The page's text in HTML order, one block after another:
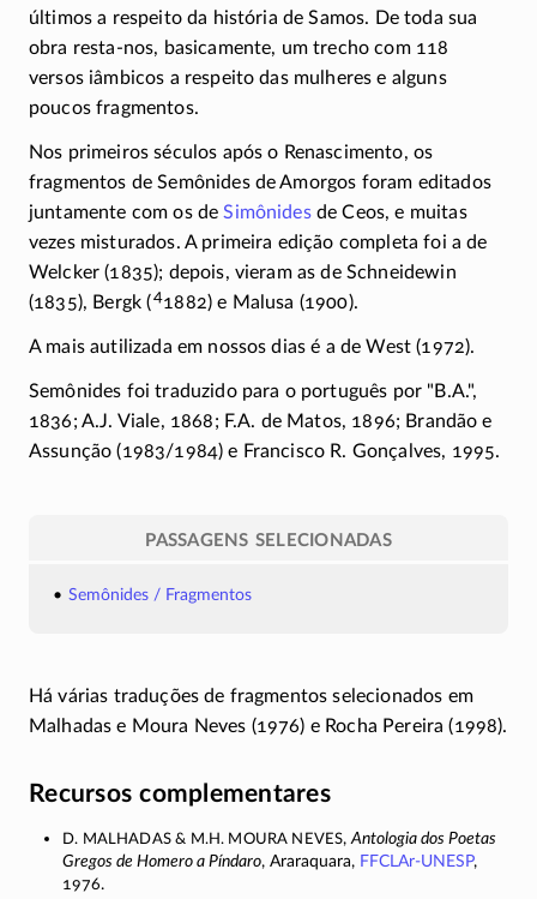
últimos a respeito da história de Samos. De toda sua
obra resta-nos, basicamente, um trecho com 118
versos iâmbicos a respeito das mulheres e alguns
poucos fragmentos.
Nos primeiros séculos após o Renascimento, os
fragmentos de Semônides de Amorgos foram editados
juntamente com os deSimônidesde Ceos, e muitas
vezes misturados. A primeira edição completa foi a de
Welcker (1835); depois, vieram as de Schneidewin
(1835), Bergk (41882) e Malusa (1900).
A mais autilizada em nossos dias é a de West (1972).
Semônides foi traduzido para o português por B.A. ,
1836; A.J. Viale, 1868; F.A. de Matos, 1896; Brandão e
Assunção(1983/1984) e Francisco R. Gonçalves, 1995.
PASSAGENS SELECIONADAS
Semônides / Fragmentos
Há várias traduções de fragmentos selecionados em
Malhadas e Moura Neves (1976) e Rocha Pereira (1998).
Recursos complementares
D. Malhadas & M.H. Moura Neves,Antologia dos Poetas
Gregos de Homero a Píndaro, Araraquara, FFCLAr-UNESP,
1976.